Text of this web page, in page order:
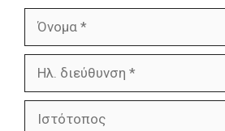
διεύθυνση